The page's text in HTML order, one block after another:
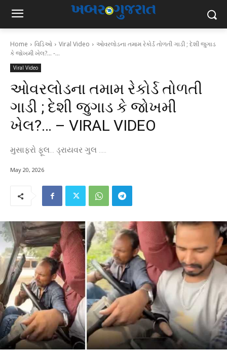
Home વિડિઓ Viral Video
ઓવરલોડના તમામ રેકોર્ડ તોળતી ગાડી ; દેશી જુગાડ
કે જોખમી ખેલ?... -...
Viral Video
ઓવરલોડના તમામ રેકોર્ડ તોળતી
ગાડી ; દેશી જુગાડ કે જોખમી
ખેલ?… – VIRAL VIDEO
મુસાફરો ફૂલ... ડ્રાયવર ગુલ .....
May 20, 2026